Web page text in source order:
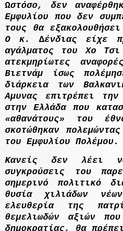
Ωστόσο, δεν
Εµφυλίου που δεν
τους θα
Ο κ. ∆ένδιας είχε
αγάλµατος του Χο
ατεκµηρίωτες
Βιετνάµ ίσως
διάρκεια των
Αµυνας επιτρέπει
στην Ελλάδα που
«αθανάτους» του
σκοτώθηκαν
του Εµφυλίου Πολέµου.
Κανείς δεν λέει να
συγκρούσεις του
σηµερινό πολιτικό
θυσία χιλιάδων
ελευθερία της
θεµελιωδών αξιών
δηµοκρατίας, θα